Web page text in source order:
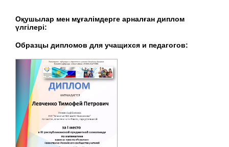
Оқушылар мен мұғалімдерге арналған диплом
үлгілері:
Образцы дипломов для учащихся и педагогов: